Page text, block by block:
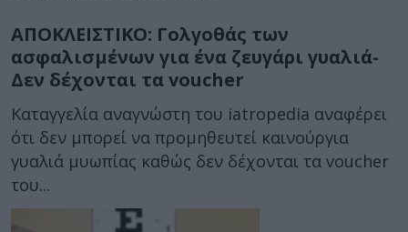
ΑΠΟΚΛΕΙΣΤΙΚΟ: Γολγοθάς των
ασφαλισμένων για ένα ζευγάρι γυαλιά-
Δεν δέχονται τα voucher
Καταγγελία αναγνώστη του iatropedia αναφέρει
ότι δεν μπορεί να προμηθευτεί καινούργια
γυαλιά μυωπίας καθώς δεν δέχονται τα voucher
του...